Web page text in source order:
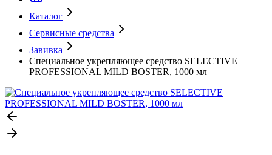
Каталог
Сервисные средства
Завивка
Специальное укрепляющее средство SELECTIVE
PROFESSIONAL MILD BOSTER, 1000 мл